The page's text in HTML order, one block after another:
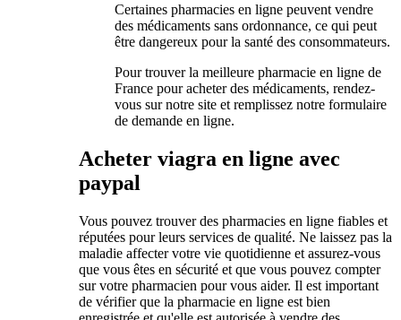
Certaines pharmacies en ligne peuvent vendre
des médicaments sans ordonnance, ce qui peut
être dangereux pour la santé des consommateurs.
Pour trouver la meilleure pharmacie en ligne de
France pour acheter des médicaments, rendez-
vous sur notre site et remplissez notre formulaire
de demande en ligne.
Acheter viagra en ligne avec
paypal
Vous pouvez trouver des pharmacies en ligne fiables et
réputées pour leurs services de qualité. Ne laissez pas la
maladie affecter votre vie quotidienne et assurez-vous
que vous êtes en sécurité et que vous pouvez compter
sur votre pharmacien pour vous aider. Il est important
de vérifier que la pharmacie en ligne est bien